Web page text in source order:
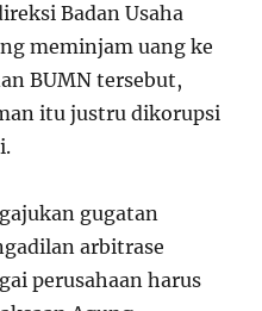
Badan Usaha
meminjam uang ke
BUMN tersebut,
itu justru dikorupsi
gugatan
arbitrase
perusahaan harus